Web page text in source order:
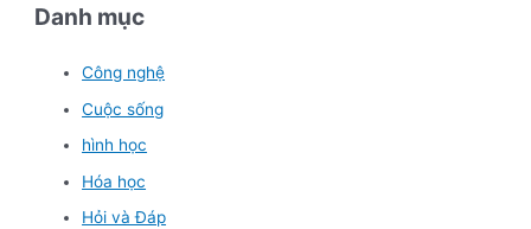
Danh mục
Công nghệ
Cuộc sống
hình học
Hóa học
Hỏi và Đáp